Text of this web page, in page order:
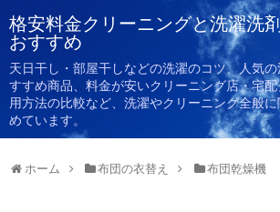
格安料金クリーニングと洗濯洗
おすすめ
天日干し・部屋干しなどの洗濯のコツ、人気
すすめ商品、料金が安いクリーニング店・宅
用方法の比較など、洗濯やクリーニング全般
めています。
ホーム 布団の衣替え 布団乾燥機